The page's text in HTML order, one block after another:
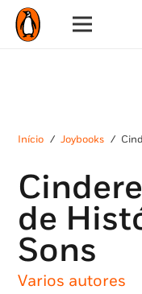
Início / Joybooks /
de
Sons
Varios autores